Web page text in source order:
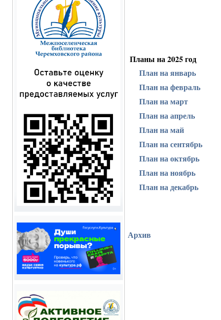
Планы на 2025 год
План на январь
План на февраль
План на март
План на апрель
План на май
План на сентябрь
План на октябрь
План на ноябрь
План на декабрь
Архив